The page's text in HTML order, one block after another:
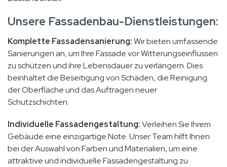
Unsere Fassadenbau-Dienstleistungen:
Komplette Fassadensanierung:Wir bieten umfassende
Sanierungen an, um Ihre Fassade vor Witterungseinflüssen
zu schützen und ihre Lebensdauer zu verlängern. Dies
beinhaltet die Beseitigung von Schäden, die Reinigung
der Oberfläche und das Auftragen neuer
Schutzschichten.
Individuelle Fassadengestaltung:Verleihen Sie Ihrem
Gebäude eine einzigartige Note. Unser Team hilft Ihnen
bei der Auswahl von Farben und Materialien, um eine
attraktive und individuelle Fassadengestaltung zu